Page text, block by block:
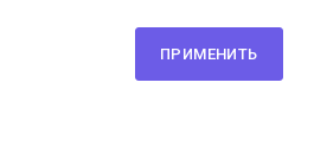
ПРИМЕНИТЬ